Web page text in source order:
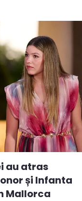
au atras
și Infanta
Mallorca